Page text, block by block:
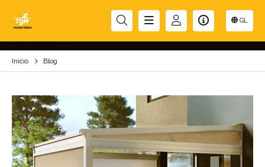
GL
BLOG
Inicio Blog